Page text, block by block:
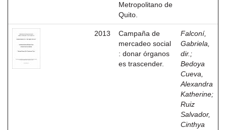
Metropolitano de
Quito.
2013
Campaña de
mercadeo social
: donar órganos
es trascender.
Falconí,
Gabriela,
dir. ;
Bedoya
Cueva,
Alexandra
Katherine;
Ruiz
Salvador,
Cinthya